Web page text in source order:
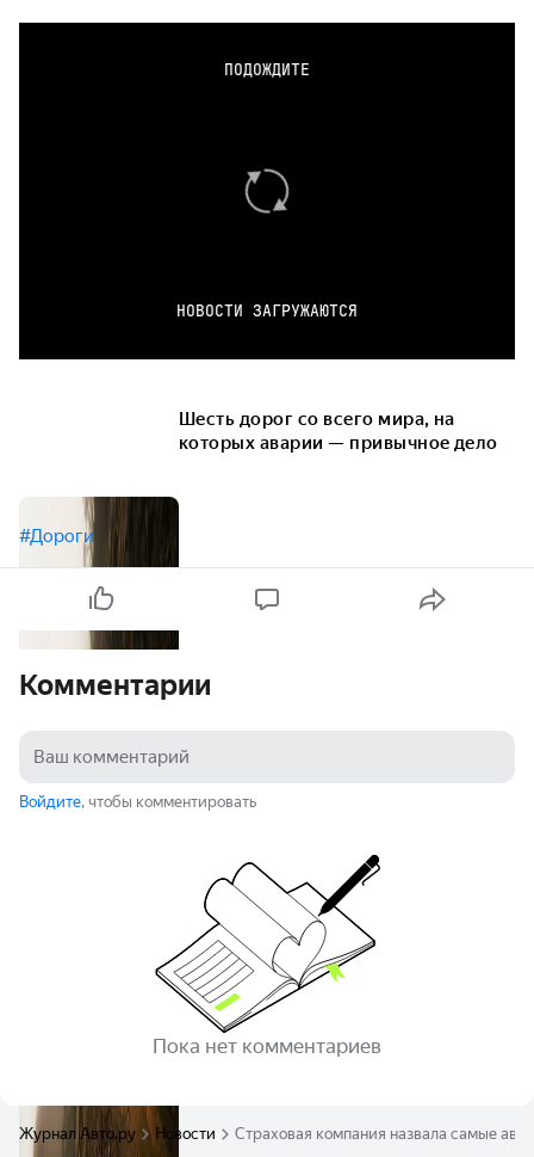
ПОДОЖДИТЕ
НОВОСТИ ЗАГРУЖАЮТСЯ
Шесть дорог со всего мира, на
которых аварии — привычное дело
#Дороги
Комментарии
Войдите, чтобы комментировать
Пока нет комментариев
Журнал Авто.ру Новости Страховая компания назвала самые